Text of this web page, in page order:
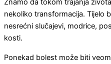
Znamo da tokom trajanja
nekoliko transformacija. Tijelo
nesrećni slučajevi, modrice,
kosti.
Ponekad bolest može biti